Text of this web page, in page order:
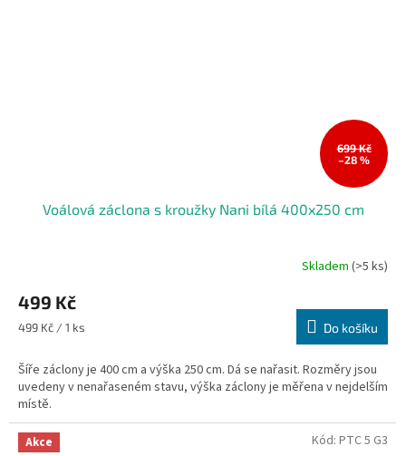
699 Kč
–28 %
Voálová záclona s kroužky Nani bílá 400x250 cm
Skladem (>5 ks)
499 Kč
Měrná
499 Kč / 1 ks Do košíku
Šíře záclony je 400 cm a výška 250 cm. Dá se nařasit. Rozměry jsou
uvedeny v nenařaseném stavu, výška záclony je měřena v nejdelším
místě.
Akce
Kód: PTC 5 G3